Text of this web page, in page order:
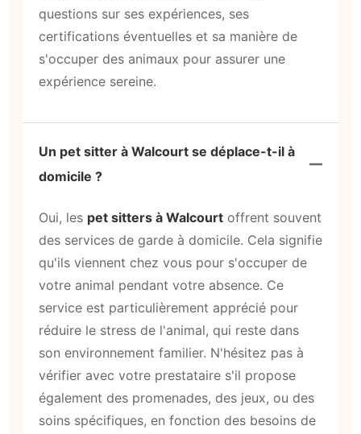
questions sur ses expériences, ses
certifications éventuelles et sa manière de
s'occuper des animaux pour assurer une
expérience sereine.
Un pet sitter à Walcourt se déplace-t-il à
domicile ?
Oui, les pet sitters à Walcourt offrent souvent
des services de garde à domicile. Cela signifie
qu'ils viennent chez vous pour s'occuper de
votre animal pendant votre absence. Ce
service est particulièrement apprécié pour
réduire le stress de l'animal, qui reste dans
son environnement familier. N'hésitez pas à
vérifier avec votre prestataire s'il propose
également des promenades, des jeux, ou des
soins spécifiques, en fonction des besoins de